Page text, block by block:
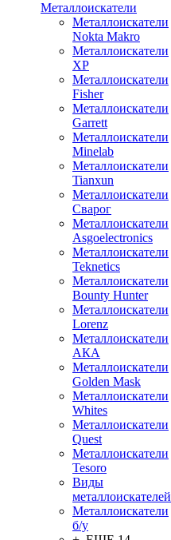
Металлоискатели
Металлоискатели
Nokta Makro
Металлоискатели
XP
Металлоискатели
Fisher
Металлоискатели
Garrett
Металлоискатели
Minelab
Металлоискатели
Tianxun
Металлоискатели
Сварог
Металлоискатели
Asgoelectronics
Металлоискатели
Teknetics
Металлоискатели
Bounty Hunter
Металлоискатели
Lorenz
Металлоискатели
АКА
Металлоискатели
Golden Mask
Металлоискатели
Whites
Металлоискатели
Quest
Металлоискатели
Tesoro
Виды
металлоискателей
Металлоискатели
б/у